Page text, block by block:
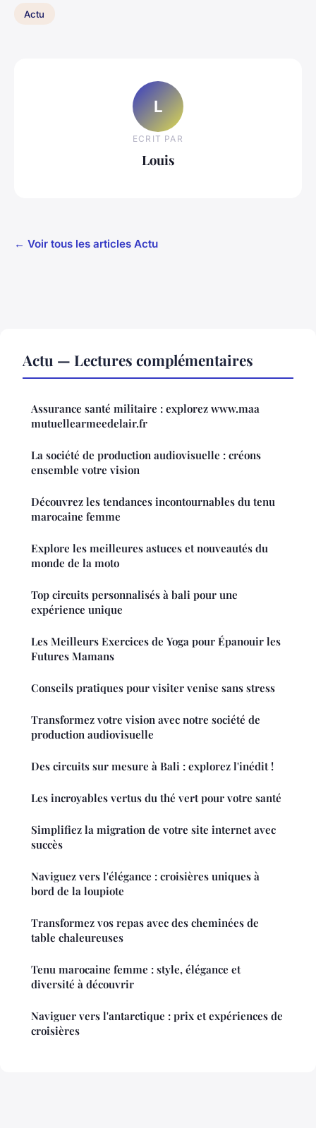
Actu
L
ECRIT PAR
Louis
← Voir tous les articles Actu
Actu — Lectures complémentaires
Assurance santé militaire : explorez www.maa
mutuellearmeedelair.fr
La société de production audiovisuelle : créons
ensemble votre vision
Découvrez les tendances incontournables du tenu
marocaine femme
Explore les meilleures astuces et nouveautés du
monde de la moto
Top circuits personnalisés à bali pour une
expérience unique
Les Meilleurs Exercices de Yoga pour Épanouir les
Futures Mamans
Conseils pratiques pour visiter venise sans stress
Transformez votre vision avec notre société de
production audiovisuelle
Des circuits sur mesure à Bali : explorez l'inédit !
Les incroyables vertus du thé vert pour votre santé
Simplifiez la migration de votre site internet avec
succès
Naviguez vers l'élégance : croisières uniques à
bord de la loupiote
Transformez vos repas avec des cheminées de
table chaleureuses
Tenu marocaine femme : style, élégance et
diversité à découvrir
Naviguer vers l'antarctique : prix et expériences de
croisières